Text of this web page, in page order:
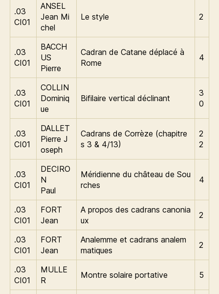
.03
CI01
ANSEL
Jean Mi
chel
Le style 2
.03
CI01
BACCH
US
Pierre
Cadran de Catane déplacé à
Rome
4
.03
CI01
COLLIN
Dominiq
ue
Bifilaire vertical déclinant
3
0
.03
CI01
DALLET
Pierre J
oseph
Cadrans de Corrèze (chapitre
s 3 & 4/13)
2
2
.03
CI01
DECIRO
N
Paul
Méridienne du château de Sou
rches
4
.03
CI01
FORT
Jean
A propos des cadrans canonia
ux
2
.03
CI01
FORT
Jean
Analemme et cadrans analem
matiques
2
.03
CI01
MULLE
R
Montre solaire portative 5